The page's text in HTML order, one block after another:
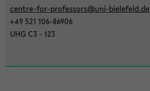
centre-​for-professors@uni-​bielefeld.de
+49 521 106-​86906
UHG C3 - 123